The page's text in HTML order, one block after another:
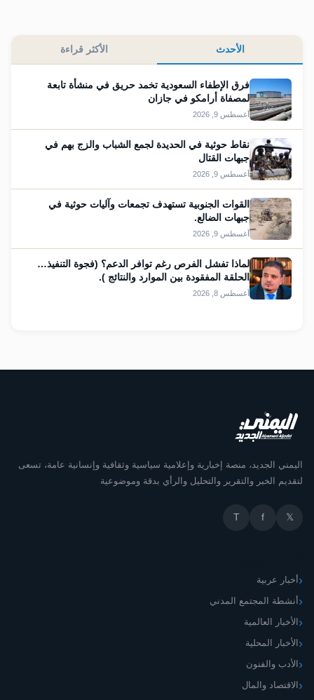
الأحدث الأكثر قراءة
فرق الإطفاء السعودية تخمد حريق في منشأة تابعة
لمصفاة أرامكو في جازان
أغسطس 9, 2026
نقاط حوثية في الحديدة لجمع الشباب والزج بهم في
جبهات القتال
أغسطس 9, 2026
القوات الجنوبية تستهدف تجمعات وآليات حوثية في
جبهات الضالع.
أغسطس 9, 2026
لماذا تفشل الفرص رغم توافر الدعم؟ (فجوة التنفيذ…
الحلقة المفقودة بين الموارد والنتائج ).
أغسطس 8, 2026
اليمني الجديد، منصة إخبارية وإعلامية سياسية وثقافية وإنسانية عامة، تسعى
لتقديم الخبر والتقرير والتحليل والرأي بدقة وموضوعية
𝕏
f
T
أخبار عربية
أنشطة المجتمع المدني
الأخبار العالمية
الأخبار المحلية
الأدب والفنون
الاقتصاد والمال